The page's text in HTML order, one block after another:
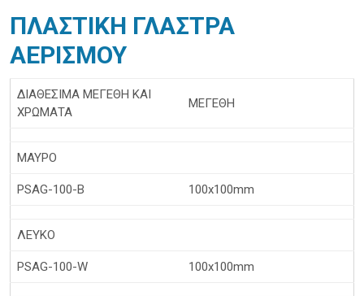
ΠΛΑΣΤΙΚΗ ΓΛΑΣΤΡΑ
ΑΕΡΙΣΜΟΥ
ΔΙΑΘΕΣΙΜΑ ΜΕΓΕΘΗ ΚΑΙ
ΧΡΩΜΑΤΑ
ΜΕΓΕΘΗ
ΜΑΥΡΟ
PSAG-100-B 100x100mm
ΛΕΥΚΟ
PSAG-100-W 100x100mm